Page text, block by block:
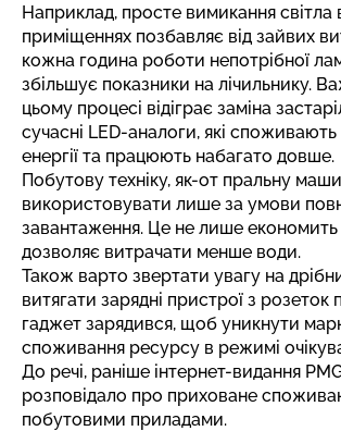
Наприклад, просте вимикання світла
приміщеннях позбавляє від зайвих
кожна година роботи непотрібної
збільшує показники на лічильнику.
цьому процесі відіграє заміна
сучасні LED-аналоги, які споживають
енергії та працюють набагато довше.
Побутову техніку, як-от пральну
використовувати лише за умови
завантаження. Це не лише економить
дозволяє витрачати менше води.
Також варто звертати увагу на
витягати зарядні пристрої з розеток
гаджет зарядився, щоб уникнути
споживання ресурсу в режимі
До речі, раніше інтернет-видання
розповідало про приховане
побутовими приладами.